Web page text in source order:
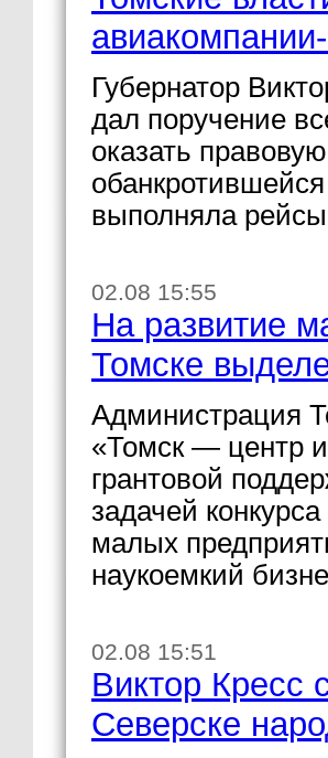
Губернатор
дал поручение
оказать
выполняла
02.08 15:55
На развитие
Томске
Администрация
«Томск — центр
грантовой
задачей
малых
наукоемкий
02.08 15:51
Виктор Кресс
Северске